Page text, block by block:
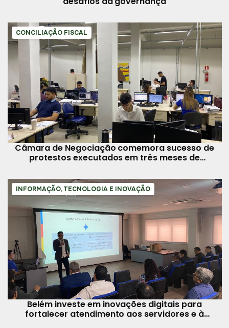
CONCILIAÇÃO FISCAL
Câmara de Negociação comemora sucesso de
protestos executados em três meses de
INFORMAÇÃO, TECNOLOGIA E INOVAÇÃO
Belém investe em inovações digitais para
fortalecer atendimento aos servidores e à